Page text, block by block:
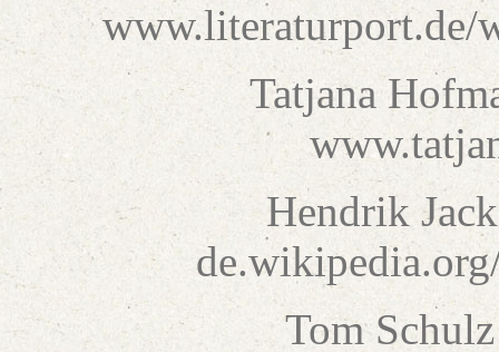
www.literaturport.de/
Tatjana
Hendrik
Tom